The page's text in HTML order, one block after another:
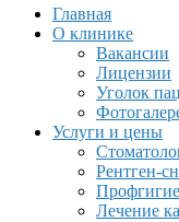
Главная
О клинике
Вакансии
Лицензии
Уголок
Услуги и цены
Рентген-
Лечение